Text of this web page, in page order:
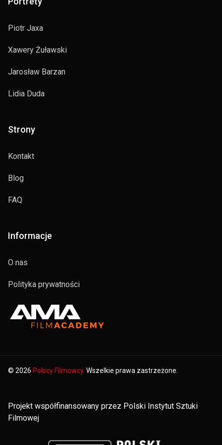
Piotr Jaxa
Xawery Żuławski
Jarosław Barzan
Lidia Duda
Strony
Kontakt
Blog
FAQ
Informacje
O nas
Polityka prywatności
© 2026 Polscy Filmowcy. Wszelkie prawa zastrzeżone.
Projekt współfinansowany przez Polski Instytut Sztuki
Filmowej